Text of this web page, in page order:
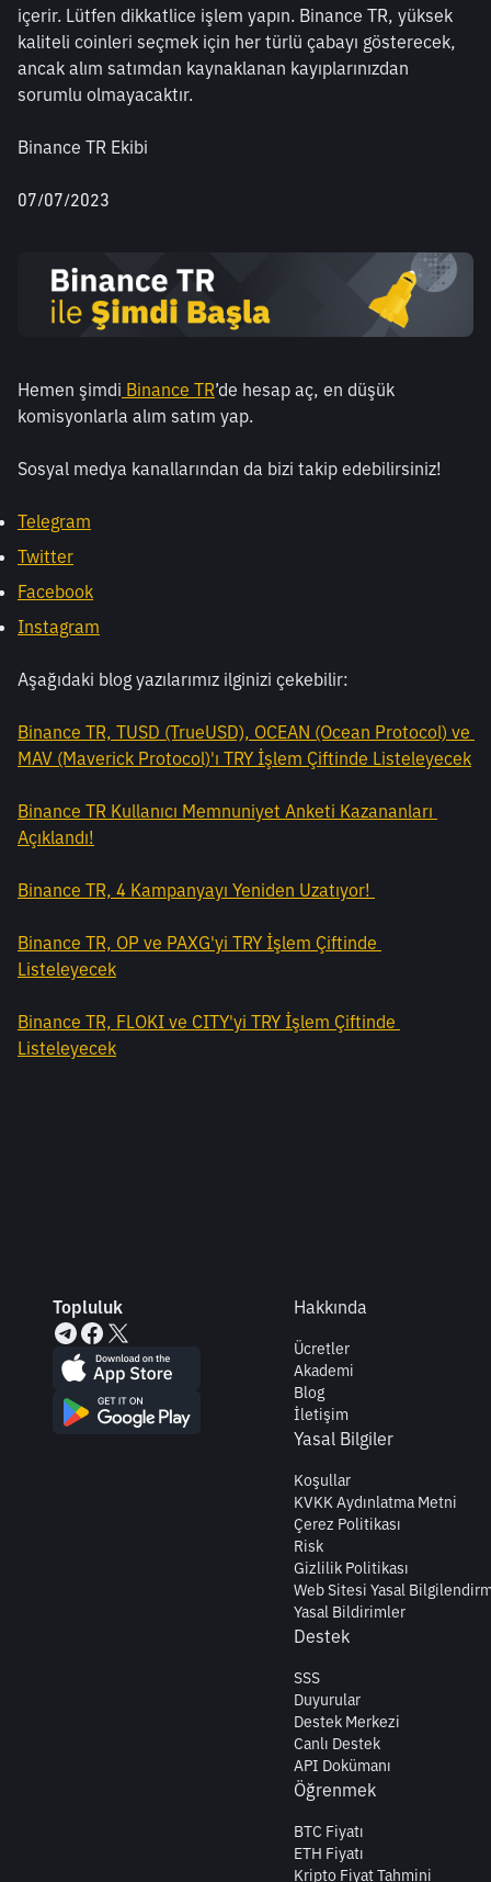
içerir. Lütfen dikkatlice işlem yapın. Binance TR, yüksek
kaliteli coinleri seçmek için her türlü çabayı gösterecek,
ancak alım satımdan kaynaklanan kayıplarınızdan
sorumlu olmayacaktır.
Binance TR Ekibi
07/07/2023
Hemen şimdi Binance TR’de hesap aç, en düşük
komisyonlarla alım satım yap.
Sosyal medya kanallarından da bizi takip edebilirsiniz!
Telegram
Twitter
Facebook
Instagram
Aşağıdaki blog yazılarımız ilginizi çekebilir:
Binance TR, TUSD (TrueUSD), OCEAN (Ocean Protocol) ve
MAV (Maverick Protocol)'ı TRY İşlem Çiftinde Listeleyecek
Binance TR Kullanıcı Memnuniyet Anketi Kazananları
Açıklandı!
Binance TR, 4 Kampanyayı Yeniden Uzatıyor!
Binance TR, OP ve PAXG'yi TRY İşlem Çiftinde
Listeleyecek
Binance TR, FLOKI ve CITY'yi TRY İşlem Çiftinde
Listeleyecek
Topluluk Hakkında
Ücretler
Akademi
Blog
İletişim
Yasal Bilgiler
Koşullar
KVKK Aydınlatma Metni
Çerez Politikası
Risk
Gizlilik Politikası
Web Sitesi Yasal
Yasal Bildirimler
Destek
SSS
Duyurular
Destek Merkezi
Canlı Destek
API Dokümanı
Öğrenmek
BTC Fiyatı
ETH Fiyatı
Kripto Fiyat Tahmini